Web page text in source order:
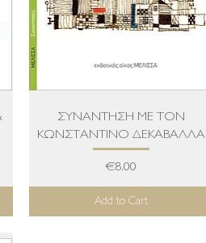
Quick View
ΣΥΝΑΝΤΗΣΗ ΜΕ ΤΟΝ
ΚΩΝΣΤΑΝΤΙΝΟ ΔΕΚΑΒΑΛΛΑ
Price
€8.00
Add to Cart